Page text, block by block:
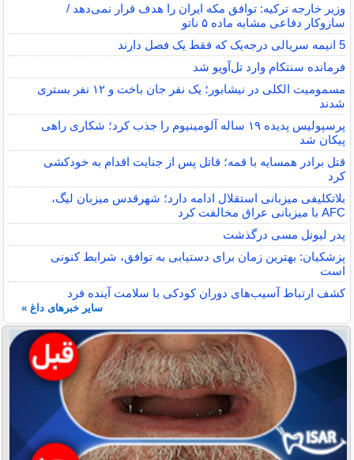
وزیر خارجه ترکیه: توافق مکه ایران را هدف قرار نمی‌دهد /
سازوکار دفاعی مشابه ماده ۵ ناتو
5 انیمه سریالی درجه‌یک که فقط یک فصل دارند
فرمانده سنتکام وارد تل‌آویو شد
مسمومیت الکلی در نیشابور؛ یک نفر جان باخت و ۱۲ نفر بستری
شدند
پرسپولیس پدیده ۱۹ ساله آلومینیوم را جذب کرد؛ شکاری راهی
پیکان شد
قتل برادر همسایه با قمه؛ قاتل پس از جنایت اقدام به خودکشی
کرد
بلاتکلیفی میزبانی استقلال ادامه دارد؛ شهرقدس میزبان لیگ،
AFC با میزبانی عراق مخالفت کرد
پدر لیونل مسی درگذشت
پزشکیان: بهترین زمان برای دستیابی به توافق، شرایط کنونی
است
کشف ارتباط آسیب‌های دوران کودکی با سلامت آینده فرد
سایر خبرهای داغ »